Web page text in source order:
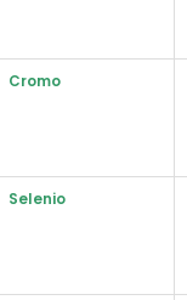
Cromo
Selenio